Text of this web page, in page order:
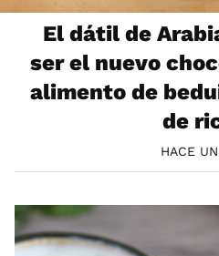
El dátil de
ser el nuevo
alimento de
de
HACE